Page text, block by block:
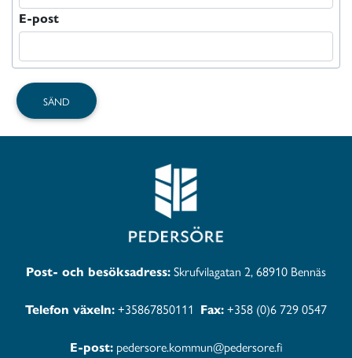
E-post
Post- och besöksadress:Skrufvilagatan 2, 68910 Bennäs
Telefon växeln:+35867850111 Fax:+358 (0)6 729 0547
E-post:pedersore.kommun@pedersore.fi